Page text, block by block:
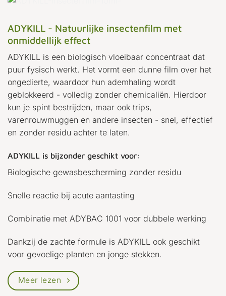
ADYKILL - Natuurlijke insectenfilm met
onmiddellijk effect
ADYKILL is een biologisch vloeibaar concentraat dat
puur fysisch werkt. Het vormt een dunne film over het
ongedierte, waardoor hun ademhaling wordt
geblokkeerd - volledig zonder chemicaliën. Hierdoor
kun je spint bestrijden, maar ook trips,
varenrouwmuggen en andere insecten - snel, effectief
en zonder residu achter te laten.
ADYKILL is bijzonder geschikt voor:
Biologische gewasbescherming zonder residu
Snelle reactie bij acute aantasting
Combinatie met ADYBAC 1001 voor dubbele werking
Dankzij de zachte formule is ADYKILL ook geschikt
voor gevoelige planten en jonge stekken.
Meer lezen